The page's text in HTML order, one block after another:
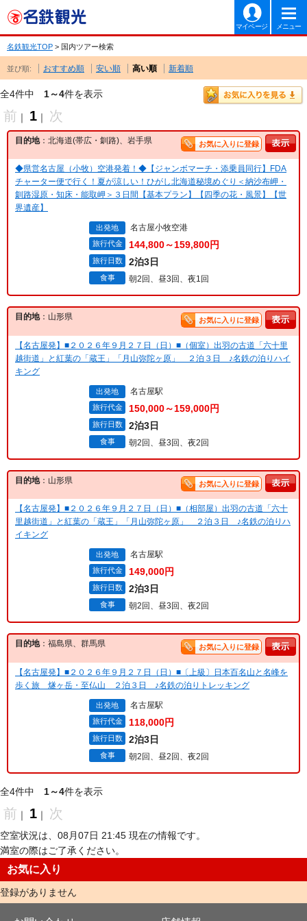
マイページ メニュー
名鉄観光TOP > 国内ツアー検索
並び順: おすすめ順 安い順 高い順 新着順
全4件中 1～4件を表示
前 ｜ 1 ｜ 次
目的地：北海道(帯広・釧路)、岩手県 お気に入りに登録
◆県営名古屋（小牧）空港発着！◆【ジャンボマーチ・添乗員同行】FDA
チャーター便で行く！夏が涼しい！ひがし北海道秘境めぐり＜納沙布岬・
釧路湿原・知床・能取岬＞３日間【基本プラン】【四季の花・風景】【世
界遺産】
出発地 名古屋小牧空港
旅行代金 144,800～159,800円
旅行日数 2泊3日
食事 朝2回、昼3回、夜1回
目的地：山形県 お気に入りに登録
【名古屋発】■２０２６年９月２７日（日）■（個室）出羽の古道「六十里
越街道」と紅葉の「蔵王」「月山弥陀ヶ原」 ２泊３日 ♪名鉄の泊りハイ
キング
出発地 名古屋駅
旅行代金 150,000～159,000円
旅行日数 2泊3日
食事 朝2回、昼3回、夜2回
目的地：山形県 お気に入りに登録
【名古屋発】■２０２６年９月２７日（日）■（相部屋）出羽の古道「六十
里越街道」と紅葉の「蔵王」「月山弥陀ヶ原」 ２泊３日 ♪名鉄の泊りハ
イキング
出発地 名古屋駅
旅行代金 149,000円
旅行日数 2泊3日
食事 朝2回、昼3回、夜2回
目的地：福島県、群馬県 お気に入りに登録
【名古屋発】■２０２６年９月２７日（日）■〔上級〕日本百名山と名峰を
歩く旅 燧ヶ岳・至仏山 ２泊３日 ♪名鉄の泊りトレッキング
出発地 名古屋駅
旅行代金 118,000円
旅行日数 2泊3日
食事 朝2回、昼2回、夜2回
全4件中 1～4件を表示
前 ｜ 1 ｜ 次
空室状況は、08月07日 21:45 現在の情報です。
満室の際はご了承ください。
お気に入り
登録がありません